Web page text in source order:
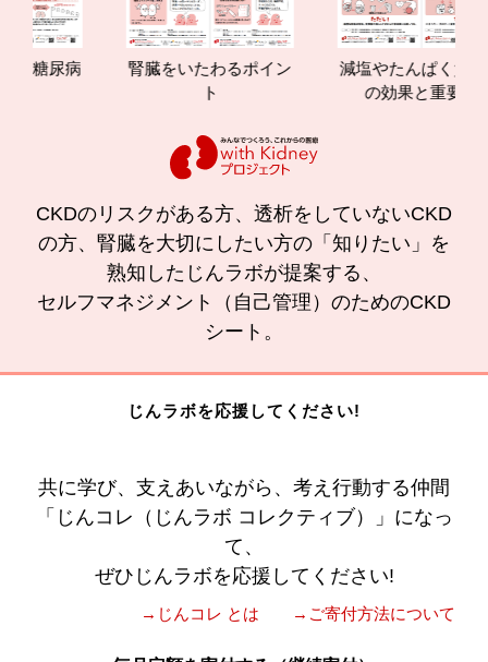
腎臓をいたわるポイン
減塩やたんぱく質管理
の効果と重要性
CKDのリスクがある方、透析をしていないCKD
の方、腎臓を大切にしたい方の「知りたい」を
熟知したじんラボが提案する、
セルフマネジメント（自己管理）のためのCKD
シート。
じんラボを応援してください!
共に学び、支えあいながら、考え行動する仲間
「じんコレ（じんラボ コレクティブ）」になっ
て、
ぜひじんラボを応援してください!
→じんコレ とは →ご寄付方法について